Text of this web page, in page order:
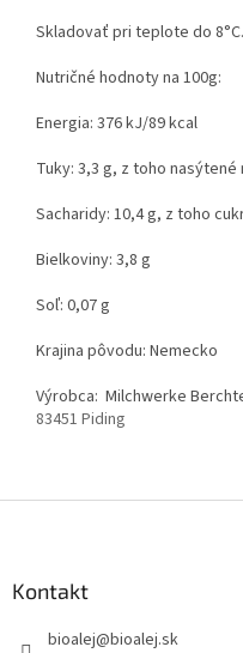
Skladovať pri teplote do 8°C.
Nutričné hodnoty na 100g:
Energia: 376 kJ/89 kcal
Tuky: 3,3 g, z toho
Sacharidy: 10,4 g, z toho
Bielkoviny: 3,8 g
Soľ: 0,07 g
Krajina pôvodu: Nemecko
Výrobca: Milchwerke
83451 Piding
Kontakt
bioalej@bioalej.sk